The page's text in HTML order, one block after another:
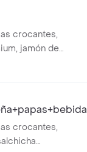
crocantes,
jamón de
maduro
crocantes,